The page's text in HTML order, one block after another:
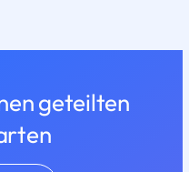
geteilten